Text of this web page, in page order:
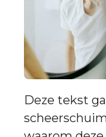
Deze tekst